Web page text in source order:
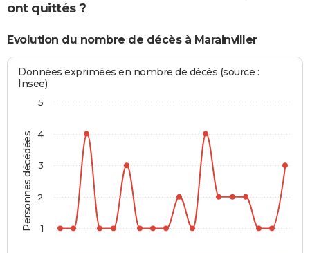
ont quittés ?
Evolution du nombre de décès à Marainviller
Personnes décédées
Données exprimées en nombre de décès (source :
Insee)
1
2
3
4
5